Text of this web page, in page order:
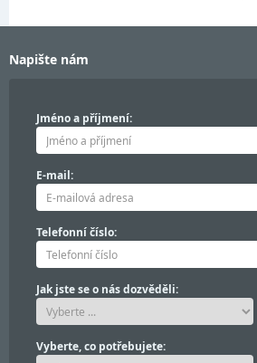
Napište nám
Jméno a příjmení:
E-mail:
Telefonní číslo:
Jak jste se o nás dozvěděli:
Vyberte, co potřebujete: